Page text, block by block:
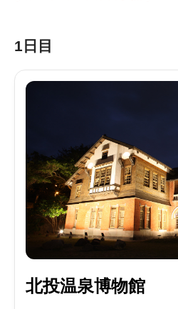
1日目
北投温泉博物館